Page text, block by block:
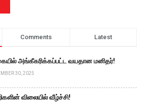
Comments Latest
அங்கீகரிக்கப்பட்ட வயதான மனிதர்!
30, 2025
விலையில் வீழ்ச்சி!